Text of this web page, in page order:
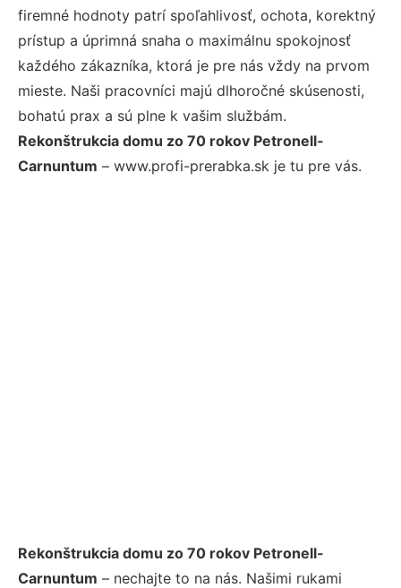
firemné hodnoty patrí spoľahlivosť, ochota, korektný
prístup a úprimná snaha o maximálnu spokojnosť
každého zákazníka, ktorá je pre nás vždy na prvom
mieste. Naši pracovníci majú dlhoročné skúsenosti,
bohatú prax a sú plne k vašim službám.
Rekonštrukcia domu zo 70 rokov Petronell-
Carnuntum – www.profi-prerabka.sk je tu pre vás.
Rekonštrukcia domu zo 70 rokov Petronell-
Carnuntum – nechajte to na nás. Našimi rukami